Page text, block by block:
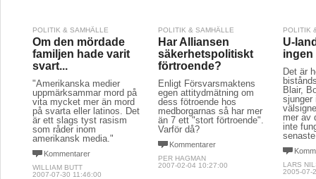
POLITIK & SAMHÄLLE
Om den mördade
familjen hade varit
svart...
"Amerikanska medier
uppmärksammar mord på
vita mycket mer än mord
på svarta eller latinos. Det
är ett slags tyst rasism
som råder inom
amerikansk media."
Kommentarer
WILLIAM BUTT
2007-07-30 11:46:00
POLITIK & SAMHÄLLE
Har Alliansen
säkerhetspolitiskt
förtroende?
Enligt Försvarsmaktens
egen attitydmätning om
dess fötroende hos
medborgarnas så har mer
än 7 ett "stort förtroende".
Varför då?
Kommentarer
PER HAGMAN
2007-02-04 10:27:00
POLITIK
U-
ingen
Det är
Blair,
sjunger
mer av
inte
LARS
2005-07-